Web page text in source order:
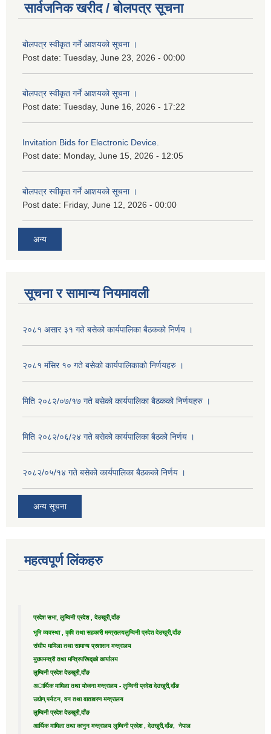
सार्वजनिक खरीद / बोलपत्र सूचना
बोलपत्र स्वीकृत गर्ने आशयको सूचना ।
Post date: Tuesday, June 23, 2026 - 00:00
बोलपत्र स्वीकृत गर्ने आशयको सूचना ।
Post date: Tuesday, June 16, 2026 - 17:22
Invitation Bids for Electronic Device.
Post date: Monday, June 15, 2026 - 12:05
बोलपत्र स्वीकृत गर्ने आशयको सूचना ।
Post date: Friday, June 12, 2026 - 00:00
अन्य
सूचना र सामान्य नियमावली
२०८१ असार ३१ गते बसेको कार्यपालिका बैठकको निर्णय ।
२०८१ मंसिर १० गते बसेको कार्यपालिकाको निर्णयहरु ।
मिति २०८२/०७/१७ गते बसेको कार्यपालिका बैठकको निर्णयहरु ।
मिति २०८२/०६/२४ गते बसेको कार्यपालिका बैठको निर्णय ।
२०८२/०५/१४ गते बसेको कार्यपालिका बैठकको निर्णय ।
अन्य सूचना
महत्वपूर्ण लिंकहरु
प्रदेश सभा, लुम्विनी प्रदेश , देउखुरी,दाँङ
भुमि व्यवस्था , कृषि तथा सहकारी मन्त्रालयलुम्विनी प्रदेश देउखुरी,दाँङ
संघीय मामिला तथा सामान्य प्रशासन मन्त्रालय
मुख्यमन्त्री तथा मन्त्रिपरिषद्को कार्यालय
लुम्विनी प्रदेश देउखुरी,दाँङ
अार्थिक मामिला तथा योजना मन्त्रालय - लुम्विनी प्रदेश देउखुरी,दाँङ
उद्याेग,पर्यटन, वन तथा वातावरण मन्त्रालय
लुम्विनी प्रदेश देउखुरी,दाँङ
आर्थिक मामिला तथा कानुन मन्त्रालय लुम्विनी प्रदेश , देउखुरी,दाँङ, नेपाल